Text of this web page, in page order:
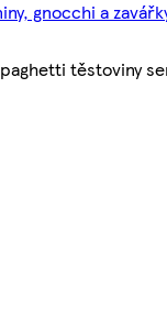
gnocchi a
těstoviny